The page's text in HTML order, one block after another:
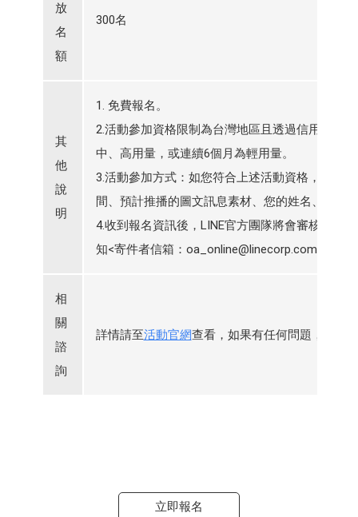
放
名
額
300名
其
他
說
明
1. 免費報名。
2.活動參加資格限制為台灣地區且透過信用卡或
中、高用量，或連續6個月為輕用量。
3.活動參加方式：如您符合上述活動資格，請於
間、預計推播的圖文訊息素材、您的姓名、電話
4.收到報名資訊後，LINE官方團隊將會審核提交
知<寄件者信箱：oa_online@linecorp.com>，並
相
關
諮
詢
詳情請至活動官網查看，如果有任何問題，請來
立即報名